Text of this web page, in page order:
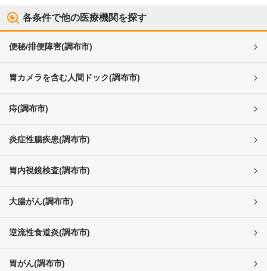
各条件で他の医療機関を探す
便秘/排便障害(調布市)
胃カメラを含む人間ドック(調布市)
痔(調布市)
炎症性腸疾患(調布市)
胃内視鏡検査(調布市)
大腸がん(調布市)
逆流性食道炎(調布市)
胃がん(調布市)